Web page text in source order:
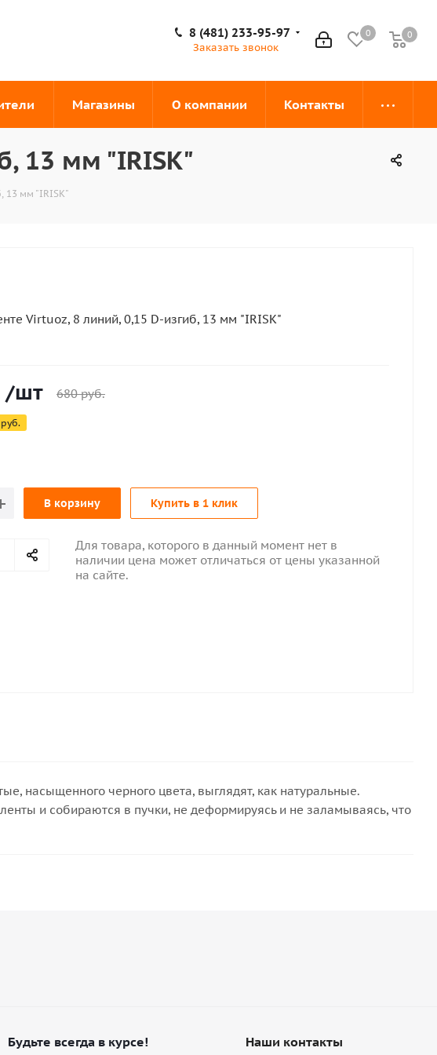
0 0
0
8 (481) 233-95-97
Заказать звонок
Магазины О компании Контакты
13 мм "IRISK"
13 мм "IRISK"
Virtuoz, 8 линий, 0,15 D-изгиб, 13 мм "IRISK"
/шт 680руб.
руб.
В корзину Купить в 1 клик
Для товара, которого в данный момент нет в
наличии цена может отличаться от цены указанной
на сайте.
насыщенного черного цвета, выглядят, как натуральные.
и собираются в пучки, не деформируясь и не заламываясь, что
Будьте всегда в курсе! Наши контакты